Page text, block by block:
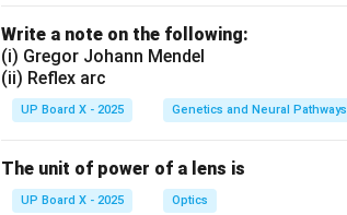
Write a note on the following:
(i) Gregor Johann Mendel
(ii) Reflex arc
UP Board X - 2025 Genetics and Neural Pathways
The unit of power of a lens is
UP Board X - 2025 Optics